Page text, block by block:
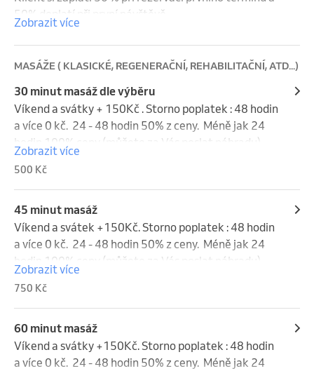
% z ceny (náhradník je možný). Víkendy a svátky se
do storno lhůty nezapočítávají.
50% doplatí při první návštěvě.
Zobrazit více
MASÁŽE ( KLASICKÉ, REGENERAČNÍ, REHABILITAČNÍ, ATD...)
30 minut masáž dle výběru
Víkend a svátky + 150Kč . Storno poplatek : 48 hodin
a více 0 kč.  24 - 48 hodin 50% z ceny.  Méně jak 24
hodin 100% ceny (můžete za Vás poslat náhradu).
Víkend a svátky se do storna nepočítají.
Zobrazit více
500 Kč
45 minut masáž
Víkend a svátek +150Kč. Storno poplatek : 48 hodin
a více 0 kč.  24 - 48 hodin 50% z ceny.  Méně jak 24
hodin 100% ceny (můžete za Vás poslat náhradu).
Víkend a svátky se do storna nepočítají.
Zobrazit více
750 Kč
60 minut masáž
Víkend a svátky +150Kč. Storno poplatek : 48 hodin
a více 0 kč.  24 - 48 hodin 50% z ceny.  Méně jak 24